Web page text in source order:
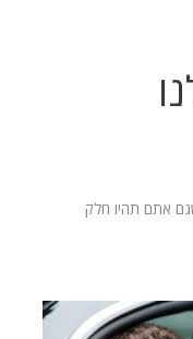
אתם תהיו חלק